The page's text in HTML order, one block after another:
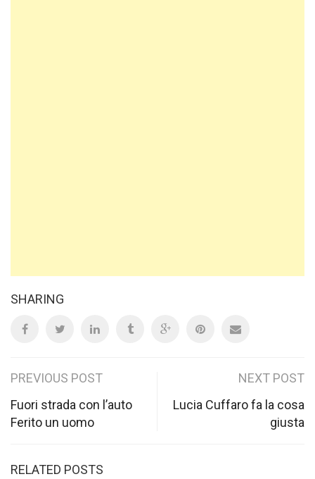
SHARING
Post
navigation
PREVIOUS POST
Fuori strada con l’auto
Ferito un uomo
NEXT POST
Lucia Cuffaro fa la cosa
giusta
RELATED POSTS